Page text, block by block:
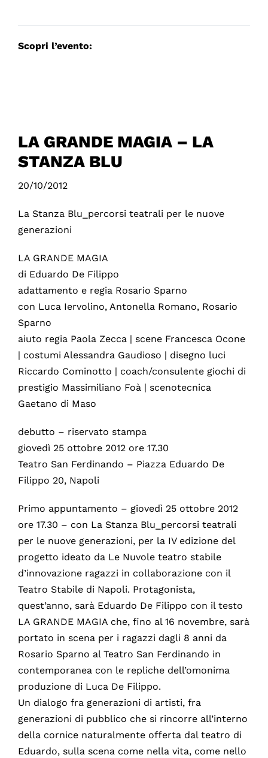
Scopri l’evento:
LA GRANDE MAGIA – LA
STANZA BLU
20/10/2012
La Stanza Blu_percorsi teatrali per le nuove
generazioni
LA GRANDE MAGIA
di Eduardo De Filippo
adattamento e regia Rosario Sparno
con Luca Iervolino, Antonella Romano, Rosario
Sparno
aiuto regia Paola Zecca | scene Francesca Ocone
| costumi Alessandra Gaudioso | disegno luci
Riccardo Cominotto | coach/consulente giochi di
prestigio Massimiliano Foà | scenotecnica
Gaetano di Maso
debutto – riservato stampa
giovedì 25 ottobre 2012 ore 17.30
Teatro San Ferdinando – Piazza Eduardo De
Filippo 20, Napoli
Primo appuntamento – giovedì 25 ottobre 2012
ore 17.30 – con La Stanza Blu_percorsi teatrali
per le nuove generazioni, per la IV edizione del
progetto ideato da Le Nuvole teatro stabile
d’innovazione ragazzi in collaborazione con il
Teatro Stabile di Napoli. Protagonista,
quest’anno, sarà Eduardo De Filippo con il testo
LA GRANDE MAGIA che, fino al 16 novembre, sarà
portato in scena per i ragazzi dagli 8 anni da
Rosario Sparno al Teatro San Ferdinando in
contemporanea con le repliche dell’omonima
produzione di Luca De Filippo.
Un dialogo fra generazioni di artisti, fra
generazioni di pubblico che si rincorre all’interno
della cornice naturalmente offerta dal teatro di
Eduardo, sulla scena come nella vita, come nello